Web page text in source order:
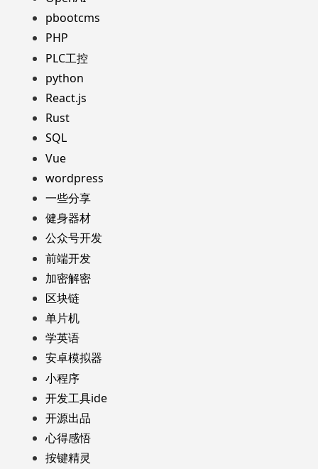
pbootcms
PHP
PLC工控
python
React.js
Rust
SQL
Vue
wordpress
一些分享
健身器材
公众号开发
前端开发
加密解密
区块链
单片机
学英语
安卓模拟器
小程序
开发工具ide
开源出品
心得感悟
按键精灵